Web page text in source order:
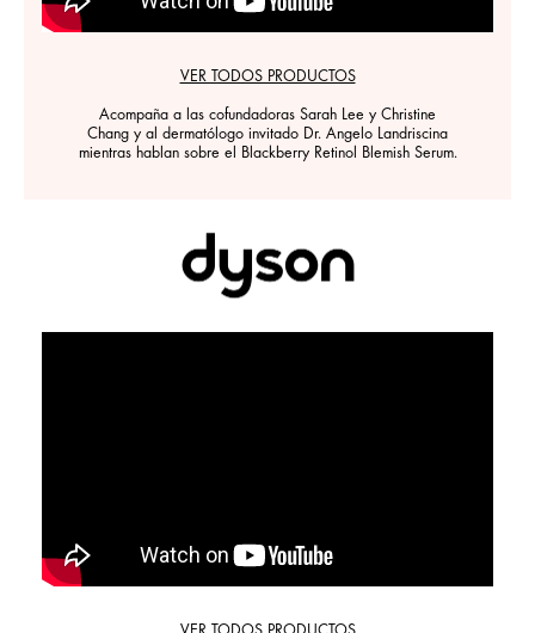
VER TODOS PRODUCTOS
Acompaña a las cofundadoras Sarah Lee y Christine
Chang y al dermatólogo invitado Dr. Angelo Landriscina
mientras hablan sobre el Blackberry Retinol Blemish Serum.